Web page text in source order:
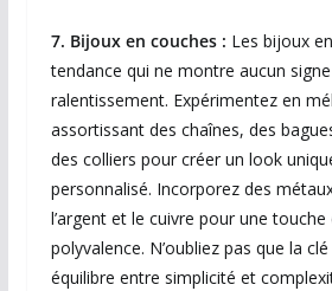
7. Bijoux en couches : Les bijoux
tendance qui ne montre aucun
ralentissement. Expérimentez en
assortissant des chaînes, des
des colliers pour créer un look
personnalisé. Incorporez des
l’argent et le cuivre pour une touche
polyvalence. N’oubliez pas que la
équilibre entre simplicité et